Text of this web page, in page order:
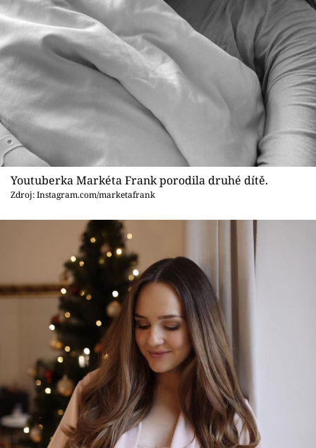
Videa
Sledujte prima+
Přihlášení
Sledujte nás
Youtuberka Markéta Frank porodila druhé dítě.
Zdroj: Instagram.com/marketafrank